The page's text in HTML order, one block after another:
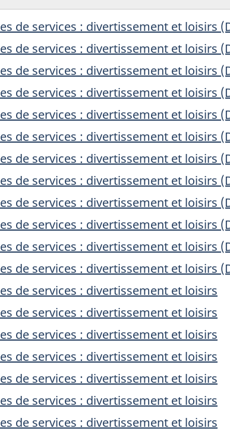
de services : divertissement et loisirs
de services : divertissement et loisirs
de services : divertissement et loisirs
de services : divertissement et loisirs
de services : divertissement et loisirs
de services : divertissement et loisirs
de services : divertissement et loisirs
de services : divertissement et loisirs
de services : divertissement et loisirs
de services : divertissement et loisirs
de services : divertissement et loisirs
de services : divertissement et loisirs
de services : divertissement et loisirs
de services : divertissement et loisirs
de services : divertissement et loisirs
de services : divertissement et loisirs
de services : divertissement et loisirs
de services : divertissement et loisirs
de services : divertissement et loisirs